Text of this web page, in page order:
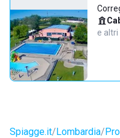
e altri
Spiagge.it Lombardia